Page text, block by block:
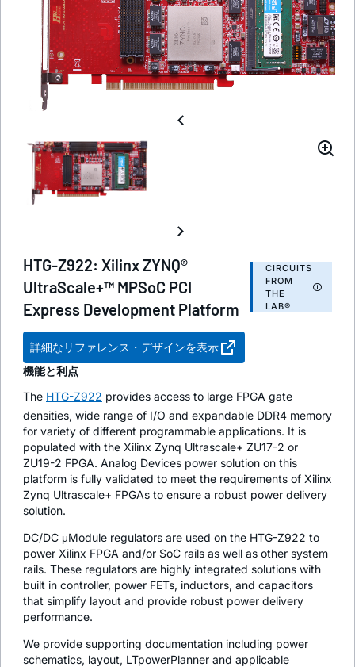
HTG-Z922: Xilinx ZYNQ®
UltraScale+™ MPSoC PCI
Express Development Platform
CIRCUITS
FROM
THE
LAB®
詳細なリファレンス・デザインを表示
機能と利点
The HTG-Z922 provides access to large FPGA gate
densities, wide range of I/O and expandable DDR4 memory
for variety of different programmable applications. It is
populated with the Xilinx Zynq Ultrascale+ ZU17-2 or
ZU19-2 FPGA. Analog Devices power solution on this
platform is fully validated to meet the requirements of Xilinx
Zynq Ultrascale+ FPGAs to ensure a robust power delivery
solution.
DC/DC μModule regulators are used on the HTG-Z922 to
power Xilinx FPGA and/or SoC rails as well as other system
rails. These regulators are highly integrated solutions with
built in controller, power FETs, inductors, and capacitors
that simplify layout and provide robust power delivery
performance.
We provide supporting documentation including power
schematics, layout, LTpowerPlanner and applicable